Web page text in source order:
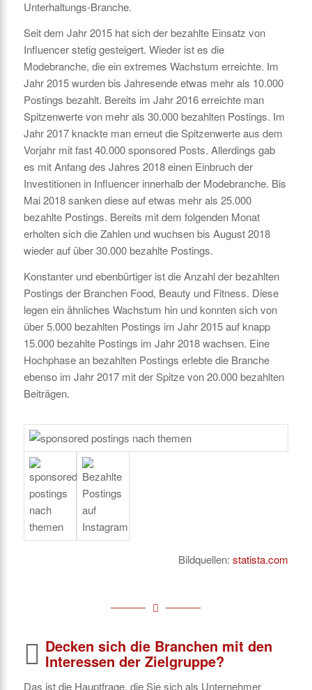
Unterhaltungs-Branche.
Seit dem Jahr 2015 hat sich der bezahlte Einsatz von
Influencer stetig gesteigert. Wieder ist es die
Modebranche, die ein extremes Wachstum erreichte. Im
Jahr 2015 wurden bis Jahresende etwas mehr als 10.000
Postings bezahlt. Bereits im Jahr 2016 erreichte man
Spitzenwerte von mehr als 30.000 bezahlten Postings. Im
Jahr 2017 knackte man erneut die Spitzenwerte aus dem
Vorjahr mit fast 40.000 sponsored Posts. Allerdings gab
es mit Anfang des Jahres 2018 einen Einbruch der
Investitionen in Influencer innerhalb der Modebranche. Bis
Mai 2018 sanken diese auf etwas mehr als 25.000
bezahlte Postings. Bereits mit dem folgenden Monat
erholten sich die Zahlen und wuchsen bis August 2018
wieder auf über 30.000 bezahlte Postings.
Konstanter und ebenbürtiger ist die Anzahl der bezahlten
Postings der Branchen Food, Beauty und Fitness. Diese
legen ein ähnliches Wachstum hin und konnten sich von
über 5.000 bezahlten Postings im Jahr 2015 auf knapp
15.000 bezahlte Postings im Jahr 2018 wachsen. Eine
Hochphase an bezahlten Postings erlebte die Branche
ebenso im Jahr 2017 mit der Spitze von 20.000 bezahlten
Beiträgen.
Bildquellen:statista.com
Decken sich die Branchen mit den
Interessen der Zielgruppe?
Das ist die Hauptfrage, die Sie sich als Unternehmer